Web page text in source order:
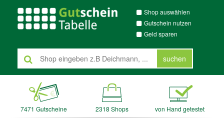
Shop auswählen
Gutschein nutzen
Geld sparen
suchen
7471 Gutscheine 2318 Shops von Hand getestet